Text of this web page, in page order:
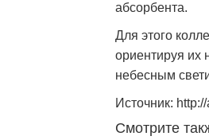
абсорбента.
Для этого
ориентируя их
небесным
Источник:
Смотрите